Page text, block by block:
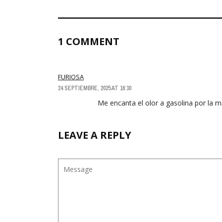
1 COMMENT
FURIOSA
24 SEPTIEMBRE, 2025 AT 16:30
Me encanta el olor a gasolina por la
LEAVE A REPLY